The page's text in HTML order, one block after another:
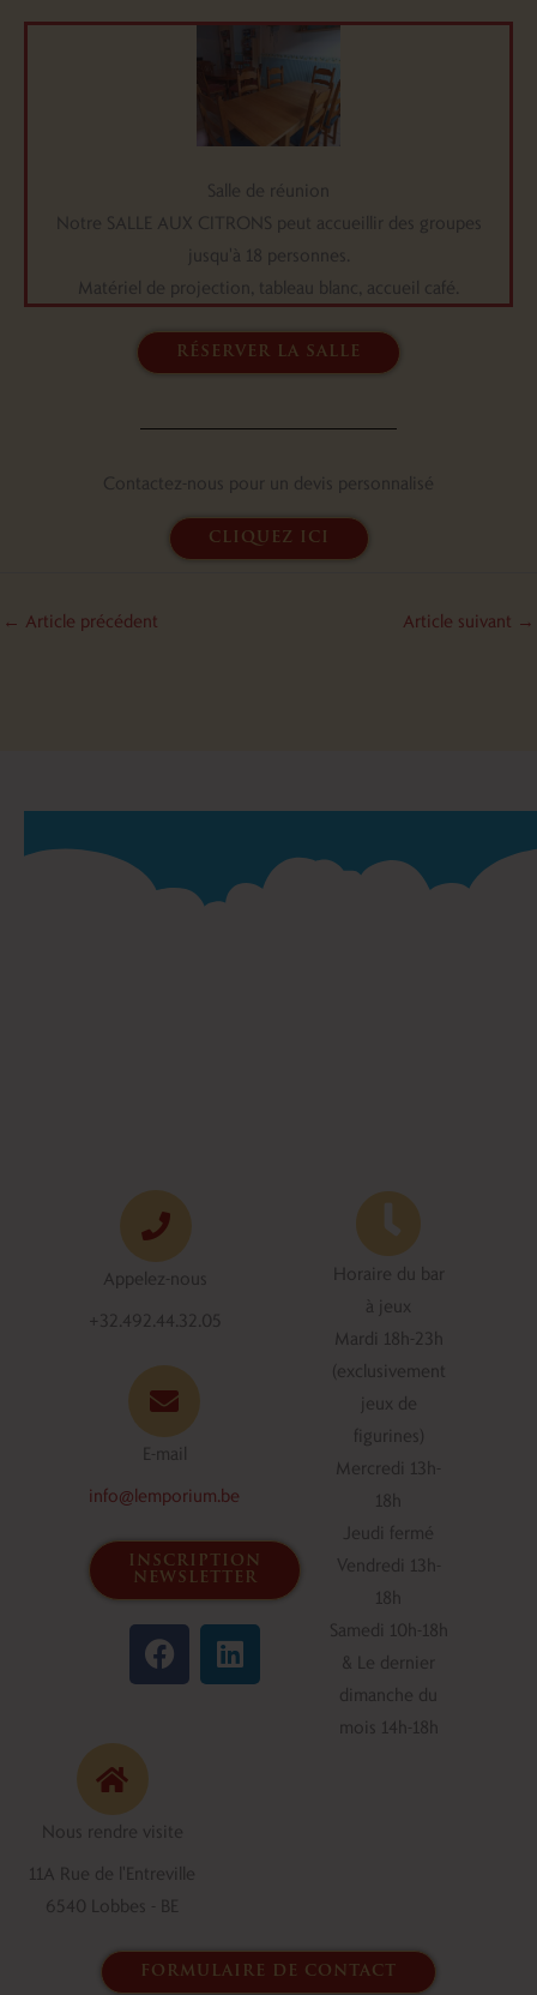
Salle de réunion
Notre SALLE AUX CITRONS peut accueillir des groupes
jusqu'à 18 personnes.
Matériel de projection, tableau blanc, accueil café.
réserver la salle
Contactez-nous pour un devis personnalisé
cliquez ici
← Article précédent Article suivant →
Appelez-nous
+32.492.44.32.05
E-mail
info@lemporium.be
inscription
newsletter
F
a
c
k
L
i
n
Horaire du bar
à jeux
Mardi 18h-23h
(exclusivement
jeux de
figurines)
Mercredi 13h-
18h
Jeudi fermé
Vendredi 13h-
18h
Samedi 10h-18h
& Le dernier
dimanche du
mois 14h-18h
Nous rendre visite
11A Rue de l'Entreville
6540 Lobbes - BE
formulaire de contact